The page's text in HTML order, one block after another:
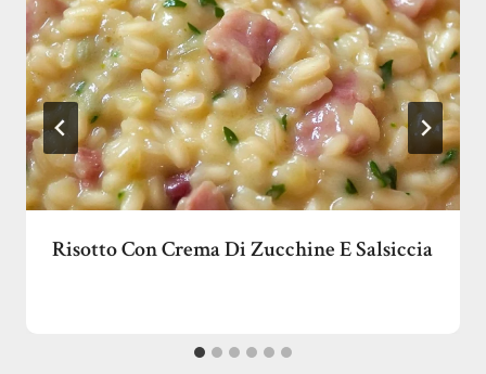
Risotto Con Crema Di Zucchine E Salsiccia